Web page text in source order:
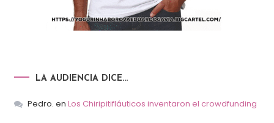
LA AUDIENCIA DICE…
Pedro. en Los Chiripitifláuticos inventaron el crowdfunding